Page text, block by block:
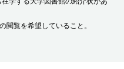
閲覧を希望していること。